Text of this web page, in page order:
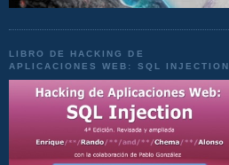
LIBRO DE HACKING DE
APLICACIONES WEB: SQL INJECTION